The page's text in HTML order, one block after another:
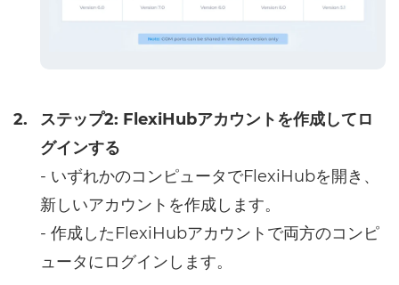
2.
ステップ2: FlexiHubアカウントを作成してロ
グインする
- いずれかのコンピュータでFlexiHubを開き、
新しいアカウントを作成します。
- 作成したFlexiHubアカウントで両方のコンピ
ュータにログインします。